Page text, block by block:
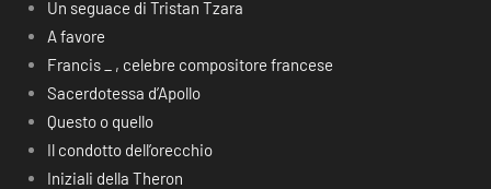
Un seguace di Tristan Tzara
A favore
Francis _ , celebre compositore francese
Sacerdotessa d’Apollo
Questo o quello
Il condotto dell’orecchio
Iniziali della Theron